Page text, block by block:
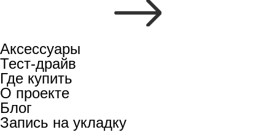
Аксессуары
Тест-драйв
Где купить
О проекте
Блог
Запись на укладку